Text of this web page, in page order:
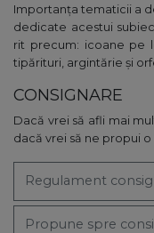
Importanța tematicii a
dedicate acestui
rit precum: icoane pe
tipărituri, argintărie şi
CONSIGNARE
Dacă vrei să afli mai
dacă vrei să ne propui
Regulament
Propune spre